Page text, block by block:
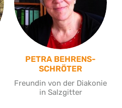
PETRA BEHRENS-
SCHRÖTER
Freundin von der Diakonie
in Salzgitter